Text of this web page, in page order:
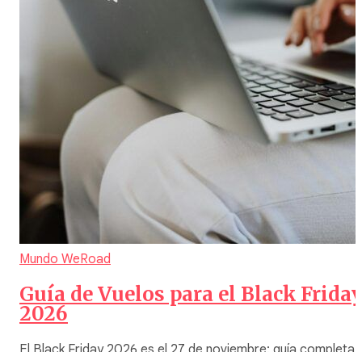
Mundo WeRoad
Guía de Vuelos para el Black Friday
2026